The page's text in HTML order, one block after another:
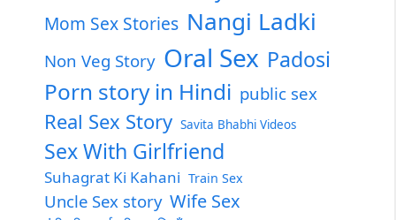
Mom Sex Stories Nangi Ladki
Non Veg Story Oral Sex Padosi
Porn story in Hindi public sex
Real Sex Story Savita Bhabhi Videos
Sex With Girlfriend
Suhagrat Ki Kahani Train Sex
Uncle Sex story Wife Sex